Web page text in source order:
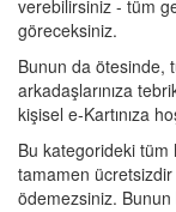
verebilirsiniz - tüm
göreceksiniz.
Bunun da ötesinde,
arkadaşlarınıza
kişisel e-Kartınıza
Bu kategorideki
tamamen
ödemezsiniz. Bunun